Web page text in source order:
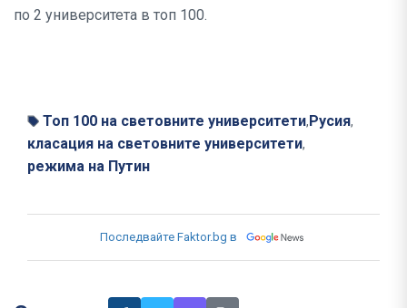
по 2 университета в топ 100.
Топ 100 на световните университети, Русия,
класация на световните университети,
режима на Путин
Последвайте Faktor.bg в